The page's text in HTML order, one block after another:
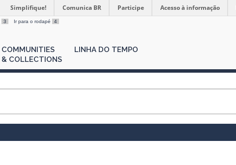
Simplifique! Comunica BR Participe Acesso à informação
3 Ir para o rodapé 4
COMMUNITIES
& COLLECTIONS
LINHA DO TEMPO